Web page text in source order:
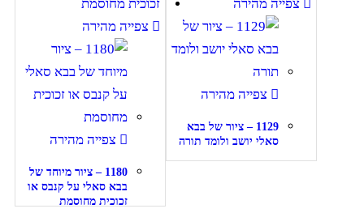
צפייה מהירה
צפייה מהירה
1129 – ציור של בבא
סאלי יושב ולומד תורה
צפייה מהירה
צפייה מהירה
1180 – ציור מיוחד של
בבא סאלי על קנבס או
זכוכית מחוסמת